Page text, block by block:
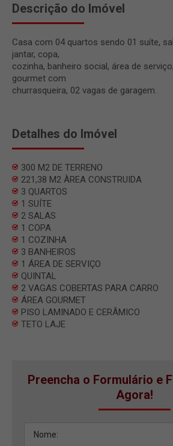
Descrição do Imóvel
Casa com 04 quartos sendo 01 suíte,
jantar, copa,
cozinha, banheiro social, área de
gourmet com
churrasqueira, 02 vagas de garagem.
Detalhes do Imóvel
300 M2 DE TERRENO
221,38 M2 ÀREA CONSTRUIDA
3 QUARTOS
1 SUÍTE
2 SALAS
1 COPA
1 COZINHA
3 BANHEIROS
1 ÁREA DE SERVIÇO
QUINTAL
2 VAGAS COBERTAS PARA CARRO
ÁREA GOURMET
PISO LAMINADO E CERÂMICO
TETO LAJE
Preencha o Formulário e
Agora!